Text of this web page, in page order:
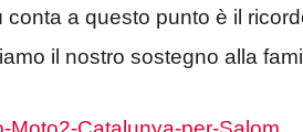
a questo punto è il
il nostro sostegno alla